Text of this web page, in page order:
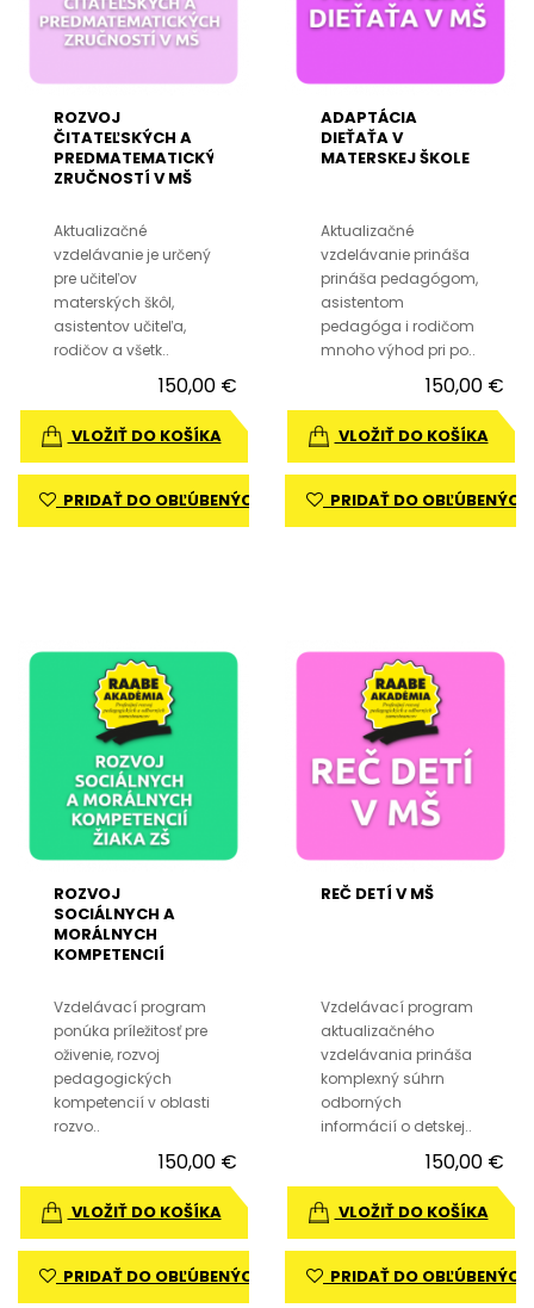
ROZVOJ
ČITATEĽSKÝCH A
PREDMATEMATICKÝCH
ZRUČNOSTÍ V MŠ
Aktualizačné
vzdelávanie je určený
pre učiteľov
materských škôl,
asistentov učiteľa,
rodičov a všetk..
150,00 €
VLOŽIŤ DO KOŠÍKA
PRIDAŤ DO OBĽÚBENÝCH
ADAPTÁCIA
DIEŤAŤA V
MATERSKEJ ŠKOLE
Aktualizačné
vzdelávanie prináša
prináša pedagógom,
asistentom
pedagóga i rodičom
mnoho výhod pri po..
150,00 €
VLOŽIŤ DO KOŠÍKA
PRIDAŤ DO OBĽÚBENÝCH
ROZVOJ
SOCIÁLNYCH A
MORÁLNYCH
KOMPETENCIÍ
Vzdelávací program
ponúka príležitosť pre
oživenie, rozvoj
pedagogických
kompetencií v oblasti
rozvo..
150,00 €
VLOŽIŤ DO KOŠÍKA
PRIDAŤ DO OBĽÚBENÝCH
REČ DETÍ V MŠ
Vzdelávací program
aktualizačného
vzdelávania prináša
komplexný súhrn
odborných
informácií o detskej..
150,00 €
VLOŽIŤ DO KOŠÍKA
PRIDAŤ DO OBĽÚBENÝCH